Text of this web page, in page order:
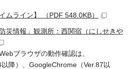
ムライン】 （PDF 548.0KB）
災情報」観測所：西関宿（にしせきや
ブラウザの動作確認は、
降）、GoogleChrome（Ver.87以